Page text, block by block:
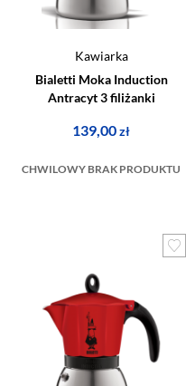
Kawiarka
Bialetti Moka Induction
Antracyt 3 filiżanki
139,00zł
CHWILOWY BRAK PRODUKTU